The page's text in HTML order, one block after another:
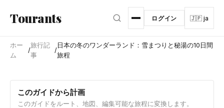
Tourants ログイン 🇯🇵 ja
ホー
ム
/
旅行記
事
/
日本の冬のワンダーランド：雪まつりと秘湯の10日間
旅程
このガイドから計画
このガイドをルート、地図、編集可能な旅程に変換します。